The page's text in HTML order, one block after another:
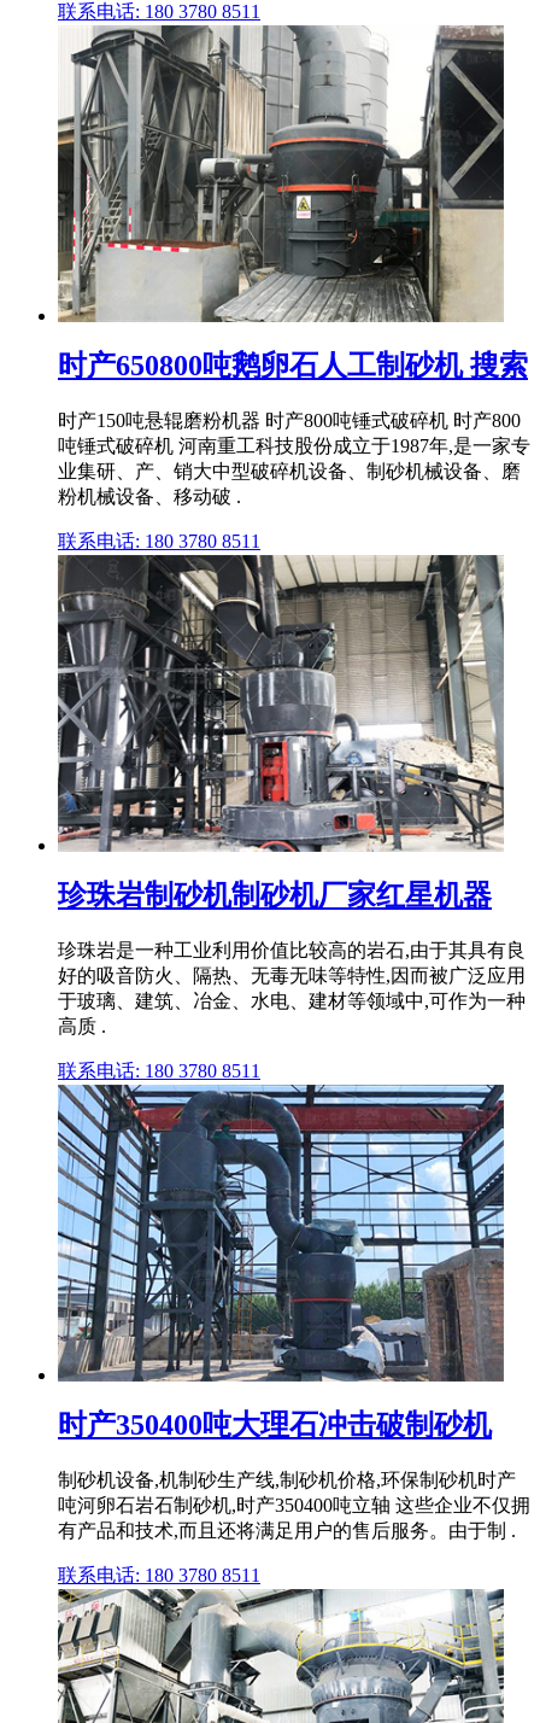
联系电话: 180 3780 8511
时产650800吨鹅卵石人工制砂机 搜索
时产150吨悬辊磨粉机器 时产800吨锤式破碎机 时产800
吨锤式破碎机 河南重工科技股份成立于1987年,是一家专
业集研、产、销大中型破碎机设备、制砂机械设备、磨
粉机械设备、移动破 .
联系电话: 180 3780 8511
珍珠岩制砂机制砂机厂家红星机器
珍珠岩是一种工业利用价值比较高的岩石,由于其具有良
好的吸音防火、隔热、无毒无味等特性,因而被广泛应用
于玻璃、建筑、冶金、水电、建材等领域中,可作为一种
高质 .
联系电话: 180 3780 8511
时产350400吨大理石冲击破制砂机
制砂机设备,机制砂生产线,制砂机价格,环保制砂机时产
吨河卵石岩石制砂机,时产350400吨立轴 这些企业不仅拥
有产品和技术,而且还将满足用户的售后服务。由于制 .
联系电话: 180 3780 8511